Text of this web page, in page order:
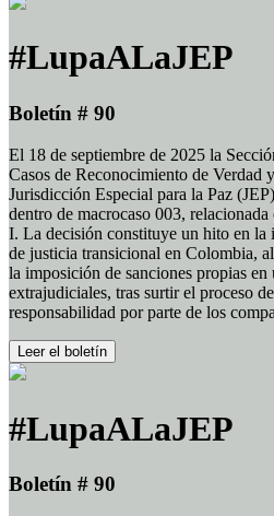
#LupaALaJEP
Boletín # 90
El 18 de septiembre de 2025 la
Casos de Reconocimiento de Verdad
Jurisdicción Especial para la Paz
dentro de macrocaso 003,
I. La decisión constituye un hito en la
de justicia transicional en Colombia,
la imposición de sanciones propias en
extrajudiciales, tras surtir el proceso
responsabilidad por parte de los
Leer el boletín
#LupaALaJEP
Boletín # 90